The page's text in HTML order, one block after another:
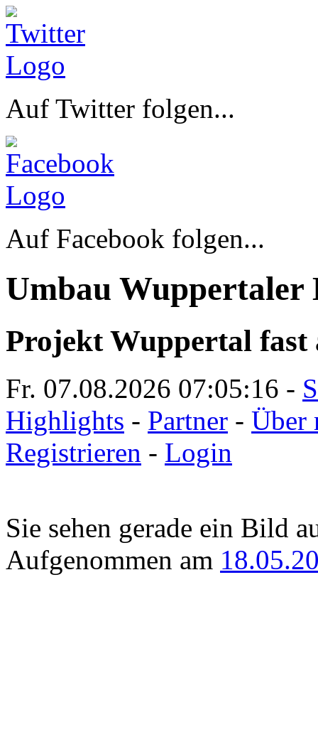
Auf Twitter folgen...
Auf Facebook folgen...
Umbau Wuppertaler
Projekt Wuppertal fast
Fr. 07.08.2026 07:05:16 -
Highlights - Partner - Über
Registrieren - Login
Sie sehen gerade ein Bild
Aufgenommen am